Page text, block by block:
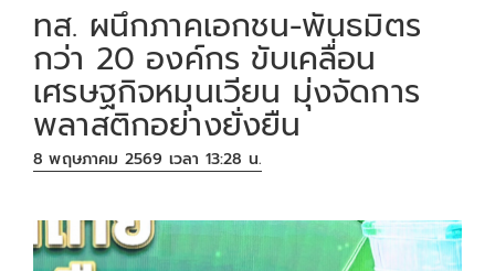
ทส. ผนึกภาคเอกชน-พันธมิตร
กว่า 20 องค์กร ขับเคลื่อน
เศรษฐกิจหมุนเวียน มุ่งจัดการ
พลาสติกอย่างยั่งยืน
8 พฤษภาคม 2569 เวลา 13:28 น.